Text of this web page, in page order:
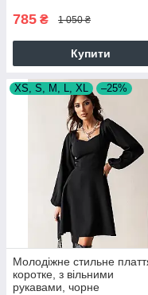
785 ₴ 1 050 ₴
Купити
XS, S, M, L, XL –25%
Молодіжне стильне
коротке, з вільними
рукавами, чорне